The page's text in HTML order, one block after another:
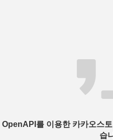
OpenAPI를 이용한 카카오스
습